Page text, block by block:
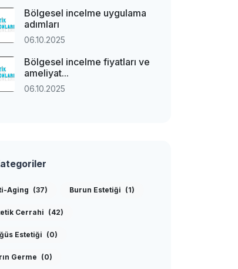
Bölgesel incelme uygulama
adımları
06.10.2025
Bölgesel incelme fiyatları ve
ameliyat...
06.10.2025
Aging (37) Burun Estetiği (1)
Cerrahi (42)
Estetiği (0)
Germe (0)